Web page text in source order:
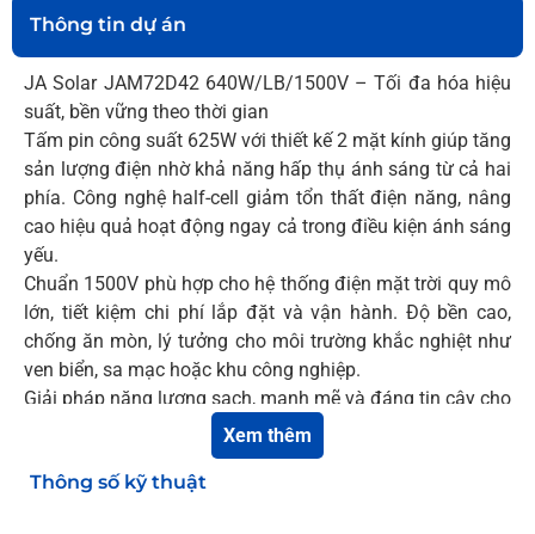
Thông tin dự án
JA Solar JAM72D42 640W/LB/1500V – Tối đa hóa hiệu
suất, bền vững theo thời gian
Tấm pin công suất 625W với thiết kế 2 mặt kính giúp tăng
sản lượng điện nhờ khả năng hấp thụ ánh sáng từ cả hai
phía. Công nghệ half-cell giảm tổn thất điện năng, nâng
cao hiệu quả hoạt động ngay cả trong điều kiện ánh sáng
yếu.
Chuẩn 1500V phù hợp cho hệ thống điện mặt trời quy mô
lớn, tiết kiệm chi phí lắp đặt và vận hành. Độ bền cao,
chống ăn mòn, lý tưởng cho môi trường khắc nghiệt như
ven biển, sa mạc hoặc khu công nghiệp.
Giải pháp năng lượng sạch, mạnh mẽ và đáng tin cậy cho
mọi dự án điện mặt trời hiện đại.
Xem thêm
Thông số kỹ thuật